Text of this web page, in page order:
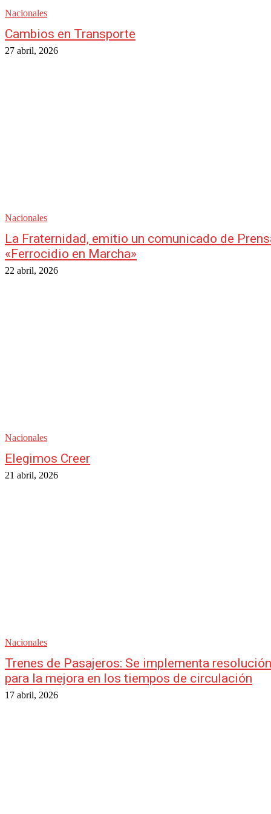
Nacionales
Cambios en Transporte
27 abril, 2026
Nacionales
La Fraternidad, emitio un comunicado de
«Ferrocidio en Marcha»
22 abril, 2026
Nacionales
Elegimos Creer
21 abril, 2026
Nacionales
Trenes de Pasajeros: Se implementa resolución
para la mejora en los tiempos de circulación
17 abril, 2026